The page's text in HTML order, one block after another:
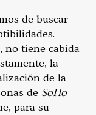
de buscar
no tiene cabida
la
de la
de SoHo
para su